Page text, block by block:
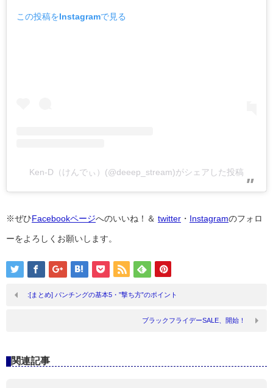
この投稿をInstagramで見る
Ken-D（けんでぃ）(@deeep_stream)がシェアした投稿
※ぜひFacebookページへのいいね！＆ twitter ・ Instagramのフォロ
ーをよろしくお願いします。
:[まとめ] パンチングの基本5・”撃ち方”のポイント
ブラックフライデーSALE、開始！
関連記事